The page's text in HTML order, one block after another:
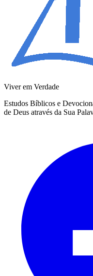
Viver em Verdade
Estudos Bíblicos e
de Deus através da Sua